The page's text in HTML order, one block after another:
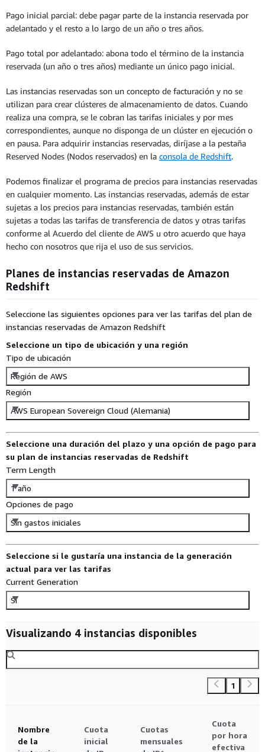
Pago inicial parcial: debe pagar parte de la instancia reservada por
adelantado y el resto a lo largo de un año o tres años.
Pago total por adelantado: abona todo el término de la instancia
reservada (un año o tres años) mediante un único pago inicial.
Las instancias reservadas son un concepto de facturación y no se
utilizan para crear clústeres de almacenamiento de datos. Cuando
realiza una compra, se le cobran las tarifas iniciales y por mes
correspondientes, aunque no disponga de un clúster en ejecución o
en pausa. Para adquirir instancias reservadas, diríjase a la pestaña
Reserved Nodes (Nodos reservados) en la consola de Redshift.
Podemos finalizar el programa de precios para instancias reservadas
en cualquier momento. Las instancias reservadas, además de estar
sujetas a los precios para instancias reservadas, también están
sujetas a todas las tarifas de transferencia de datos y otras tarifas
conforme al Acuerdo del cliente de AWS u otro acuerdo que haya
hecho con nosotros que rija el uso de sus servicios.